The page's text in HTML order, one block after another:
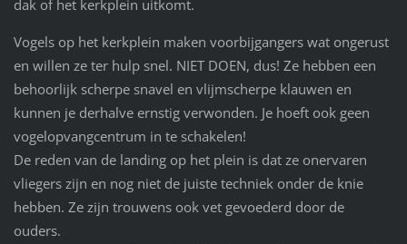
dak of het kerkplein uitkomt.
Vogels op het kerkplein maken voorbijgangers wat ongerust
en willen ze ter hulp snel. NIET DOEN, dus! Ze hebben een
behoorlijk scherpe snavel en vlijmscherpe klauwen en
kunnen je derhalve ernstig verwonden. Je hoeft ook geen
vogelopvangcentrum in te schakelen!
De reden van de landing op het plein is dat ze onervaren
vliegers zijn en nog niet de juiste techniek onder de knie
hebben. Ze zijn trouwens ook vet gevoederd door de
ouders.